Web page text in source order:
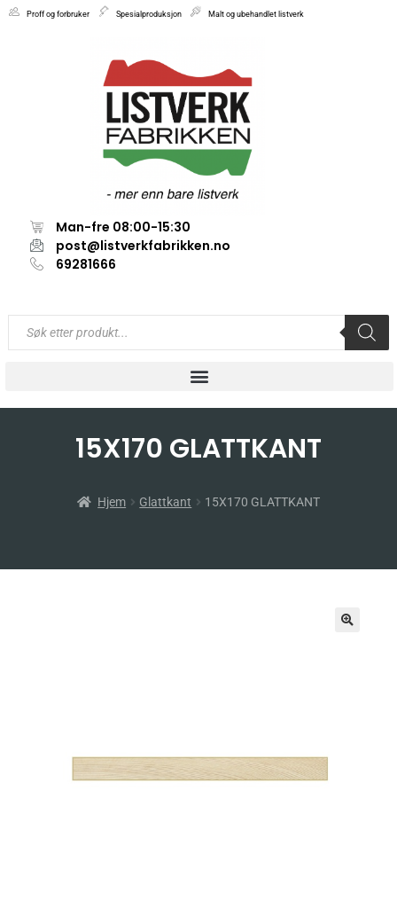
Proff og forbruker Spesialproduksjon Malt og ubehandlet listverk
Man-fre 08:00-15:30
post@listverkfabrikken.no
69281666
15X170 GLATTKANT
Hjem Glattkant 15X170 GLATTKANT